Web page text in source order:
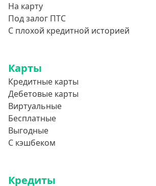
На карту
Под залог ПТС
С плохой кредитной историей
Карты
Кредитные карты
Дебетовые карты
Виртуальные
Бесплатные
Выгодные
С кэшбеком
Кредиты